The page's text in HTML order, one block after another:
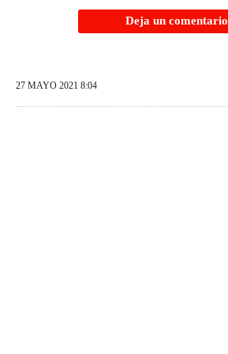
Deja un comentario
27 MAYO 2021 8:04